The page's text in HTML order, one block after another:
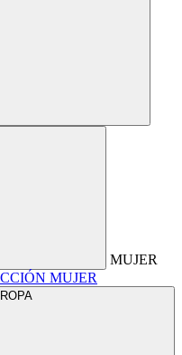
MUJER
MUJER
ROPA